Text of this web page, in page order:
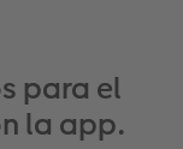
para el
la app.